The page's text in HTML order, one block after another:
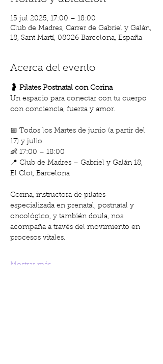
15 jul 2025, 17:00 – 18:00
Club de Madres, Carrer de Gabriel y Galán,
18, Sant Martí, 08026 Barcelona, España
Acerca del evento
🤰 Pilates Postnatal con Corina
Un espacio para conectar con tu cuerpo
con conciencia, fuerza y amor.
📅 Todos los Martes de junio (a partir del
17) y julio
👶 17:00 – 18:00
📍 Club de Madres – Gabriel y Galán 18,
El Clot, Barcelona
Corina, instructora de pilates
especializada en prenatal, postnatal y
oncológico, y también doula, nos
acompaña a través del movimiento en
procesos vitales.
Mostrar más